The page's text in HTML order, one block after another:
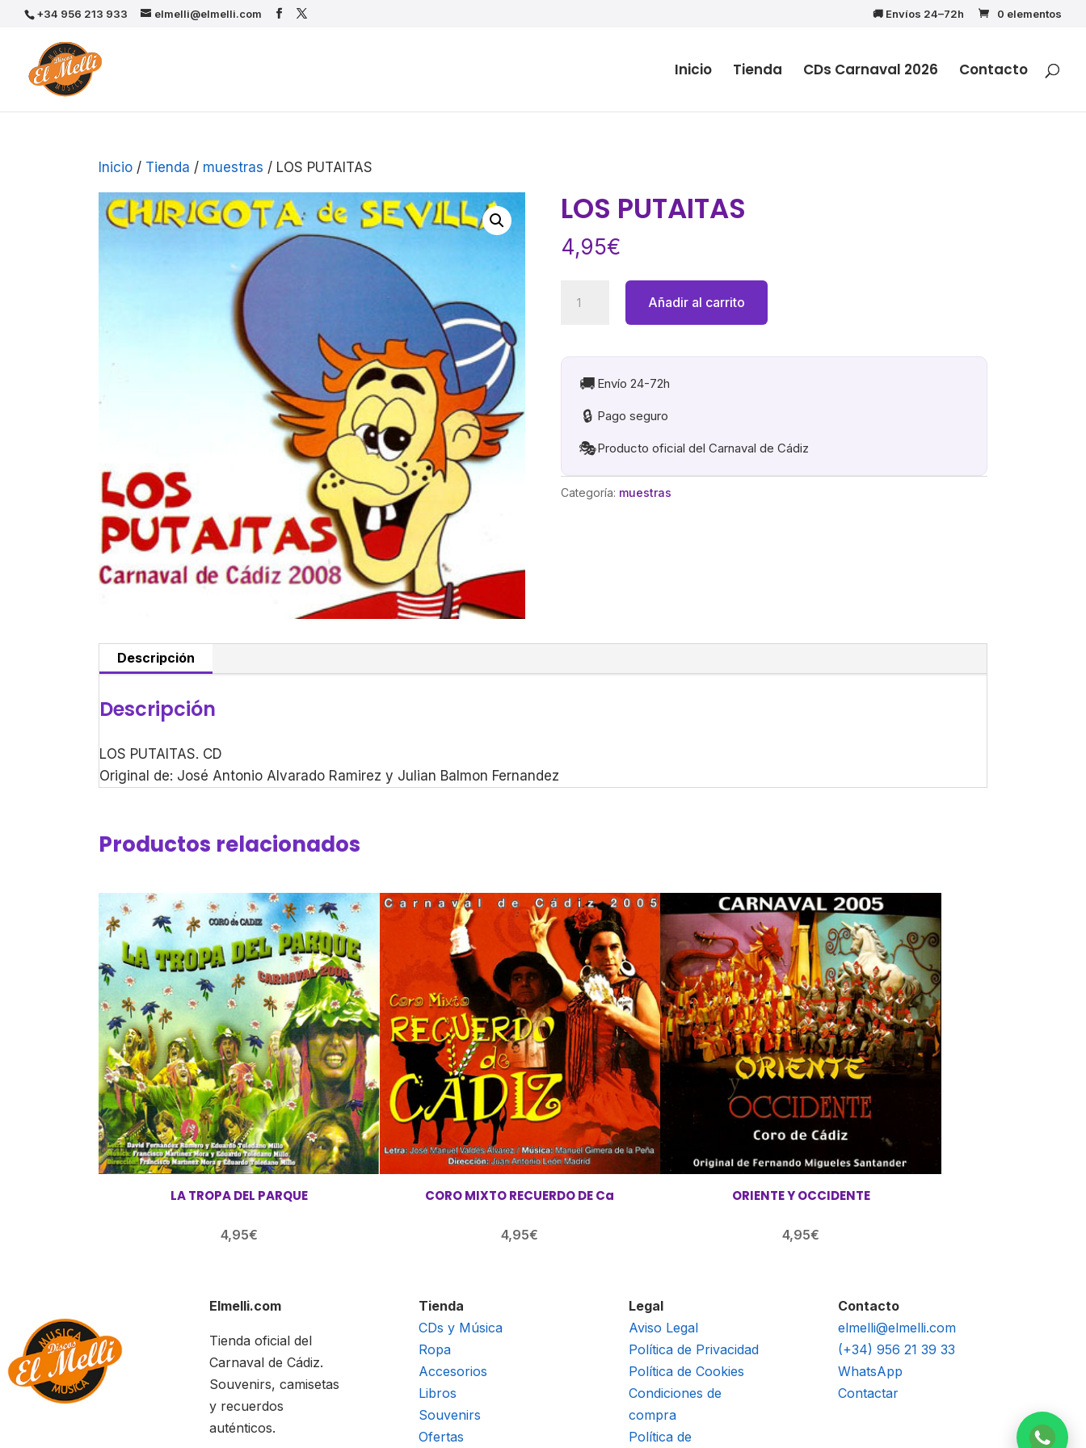
+34 956 213 933 elmelli@elmelli.com 🚚 Envíos 24–72h 0 elementos
Inicio Tienda CDs Carnaval 2026 Contacto
Inicio / Tienda / muestras / LOS PUTAITAS
LOS PUTAITAS
4,95€
PUTAITAS
Añadir al carrito
🚚 Envío 24-72h
🔒 Pago seguro
🎭Producto oficial del Carnaval de Cádiz
Categoría: muestras
Descripción
Descripción
LOS PUTAITAS. CD
Original de: José Antonio Alvarado Ramirez y Julian Balmon Fernandez
Productos relacionados
LA TROPA DEL PARQUE
4,95€
CORO MIXTO RECUERDO DE Ca
4,95€
ORIENTE Y OCCIDENTE
4,95€
Elmelli.com
Tienda oficial del
Carnaval de Cádiz.
Souvenirs, camisetas
y recuerdos
auténticos.
Tienda
CDs y Música
Ropa
Accesorios
Libros
Souvenirs
Ofertas
Legal
Aviso Legal
Política de Privacidad
Política de Cookies
Condiciones de
compra
Política de
Contacto
elmelli@elmelli.com
(+34) 956 21 39 33
WhatsApp
Contactar